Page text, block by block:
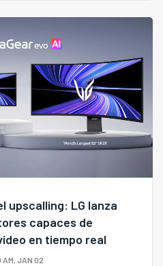
upscalling: LG lanza
capaces de
en tiempo real
AM, JAN 02